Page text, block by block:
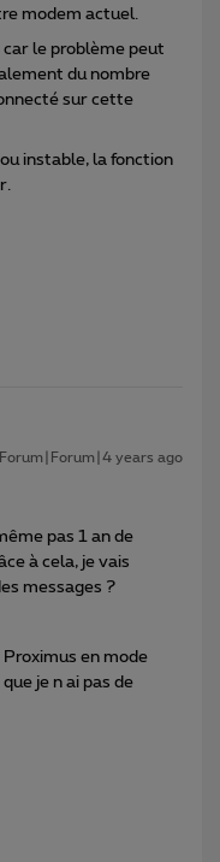
modem actuel.
car le problème peut
du nombre
sur cette
instable, la fonction
Forum|Forum|4 years ago
pas 1 an de
à cela, je vais
messages ?
en mode
je n ai pas de